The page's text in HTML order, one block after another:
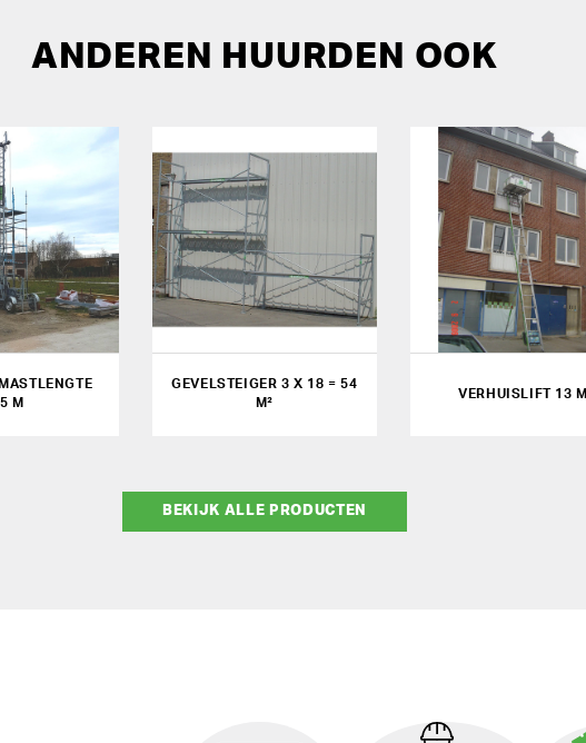
ANDEREN HUURDEN OOK
M
GEVELSTEIGER 3 X 18 = 54
M²
VERHUISLIFT 13 M
BEKIJK ALLE PRODUCTEN